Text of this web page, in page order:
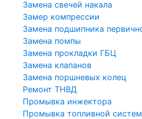
Замена свечей накала
Замер компрессии
Замена подшипника
Замена помпы
Замена прокладки ГБЦ
Замена клапанов
Замена поршневых колец
Ремонт ТНВД
Промывка инжектора
Промывка топливной